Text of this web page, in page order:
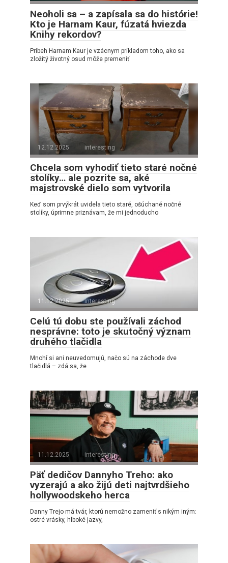
Neoholi sa – a zapísala sa do histórie!
Kto je Harnam Kaur, fúzatá hviezda
Knihy rekordov?
Príbeh Harnam Kaur je vzácnym príkladom toho, ako sa
zložitý životný osud môže premeniť
12.12.2025 interesting
Chcela som vyhodiť tieto staré nočné
stolíky… ale pozrite sa, aké
majstrovské dielo som vytvorila
Keď som prvýkrát uvidela tieto staré, ošúchané nočné
stolíky, úprimne priznávam, že mi jednoducho
11.12.2025 interesting
Celú tú dobu ste používali záchod
nesprávne: toto je skutočný význam
druhého tlačidla
Mnohí si ani neuvedomujú, načo sú na záchode dve
tlačidlá – zdá sa, že
11.12.2025 interesting
Päť dedičov Dannyho Treho: ako
vyzerajú a ako žijú deti najtvrdšieho
hollywoodskeho herca
Danny Trejo má tvár, ktorú nemožno zameniť s nikým iným:
ostré vrásky, hlboké jazvy,